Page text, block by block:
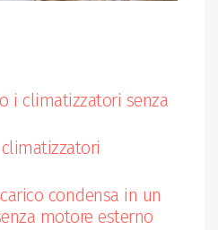
i climatizzatori senza
condensa in un
motore esterno